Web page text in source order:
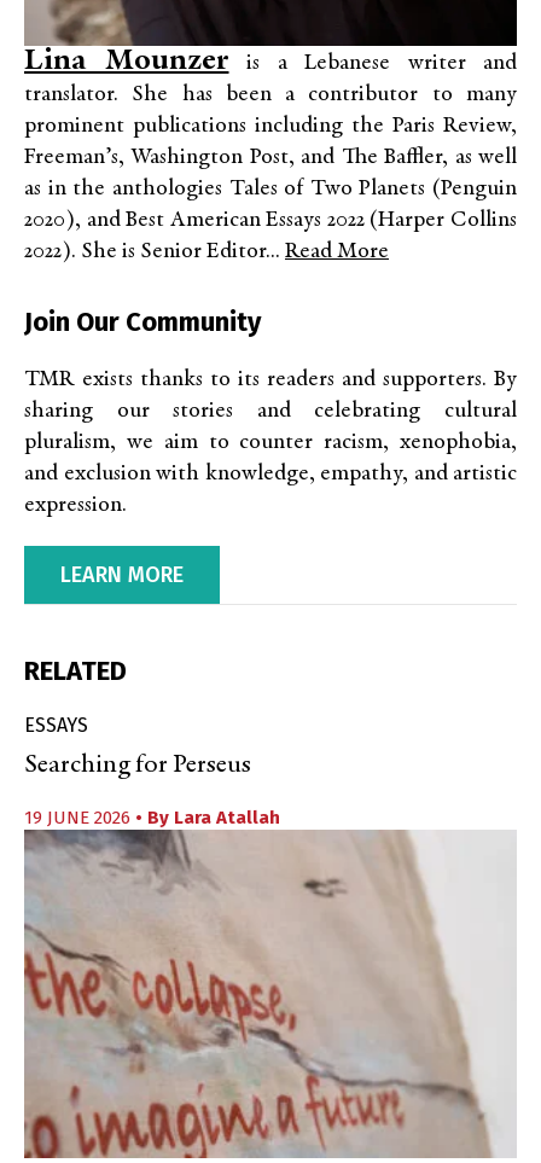
Lina Mounzer is a Lebanese writer and
translator. She has been a contributor to many
prominent publications including the Paris Review,
Freeman’s, Washington Post, and The Baffler, as well
as in the anthologies Tales of Two Planets (Penguin
2020), and Best American Essays 2022 (Harper Collins
2022). She is Senior Editor... Read More
Join Our Community
TMR exists thanks to its readers and supporters. By
sharing our stories and celebrating cultural
pluralism, we aim to counter racism, xenophobia,
and exclusion with knowledge, empathy, and artistic
expression.
LEARN MORE
RELATED
ESSAYS
Searching for Perseus
19 JUNE 2026 • By Lara Atallah